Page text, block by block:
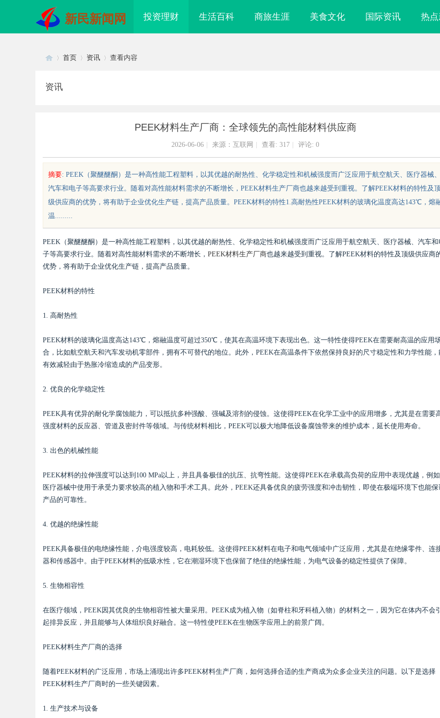
新民新闻网 投资理财 生活百科 商旅生涯 美食文化 国际资讯 热
sc
Bo
ar
首页 资讯 查看内容
资讯
PEEK材料生产厂商：全球领先的高性能材料供应商
2026-06-06 来源：互联网 查看: 317 评论: 0
摘要: PEEK（聚醚醚酮）是一种高性能工程塑料，以其优越的耐热性、化学稳定性和机械强度而广泛应用于航空航天、医疗器械
汽车和电子等高要求行业。随着对高性能材料需求的不断增长，PEEK材料生产厂商也越来越受到重视。了解PEEK材料的特性及
级供应商的优势，将有助于企业优化生产链，提高产品质量。PEEK材料的特性1.高耐热性PEEK材料的玻璃化温度高达143℃，熔
温.........
PEEK（聚醚醚酮）是一种高性能工程塑料，以其优越的耐热性、化学稳定性和机械强度而广泛应用于航空航天、医疗器械、汽车和
子等高要求行业。随着对高性能材料需求的不断增长， PEEK材料生产厂商也越来越受到重视。了解PEEK材料的特性及顶级供应商
优势，将有助于企业优化生产链，提高产品质量。
PEEK材料的特性
1. 高耐热性
PEEK材料的玻璃化温度高达143℃，熔融温度可超过350℃，使其在高温环境下表现出色。这一特性使得PEEK在需要耐高温的应用
合，比如航空航天和汽车发动机零部件，拥有不可替代的地位。此外，PEEK在高温条件下依然保持良好的尺寸稳定性和力学性能，
有效减轻由于热胀冷缩造成的产品变形。
2. 优良的化学稳定性
PEEK具有优异的耐化学腐蚀能力，可以抵抗多种强酸、强碱及溶剂的侵蚀。这使得PEEK在化学工业中的应用增多，尤其是在需要
强度材料的反应器、管道及密封件等领域。与传统材料相比，PEEK可以极大地降低设备腐蚀带来的维护成本，延长使用寿命。
3. 出色的机械性能
PEEK材料的拉伸强度可以达到100 MPa以上，并且具备极佳的抗压、抗弯性能。这使得PEEK在承载高负荷的应用中表现优越，例
医疗器械中使用于承受力要求较高的植入物和手术工具。此外，PEEK还具备优良的疲劳强度和冲击韧性，即使在极端环境下也能保
产品的可靠性。
4. 优越的绝缘性能
PEEK具备极佳的电绝缘性能，介电强度较高，电耗较低。这使得PEEK材料在电子和电气领域中广泛应用，尤其是在绝缘零件、连
器和传感器中。由于PEEK材料的低吸水性，它在潮湿环境下也保留了绝佳的绝缘性能，为电气设备的稳定性提供了保障。
5. 生物相容性
在医疗领域，PEEK因其优良的生物相容性被大量采用。PEEK成为植入物（如脊柱和牙科植入物）的材料之一，因为它在体内不会
起排异反应，并且能够与人体组织良好融合。这一特性使PEEK在生物医学应用上的前景广阔。
PEEK材料生产厂商的选择
随着PEEK材料的广泛应用，市场上涌现出许多PEEK材料生产厂商，如何选择合适的生产商成为众多企业关注的问题。以下是选择
PEEK材料生产厂商时的一些关键因素。
1. 生产技术与设备
在赛道上被耳
护航